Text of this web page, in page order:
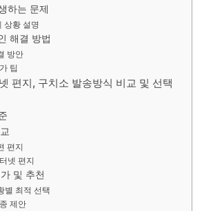
하는 문제
상황 설명
해결 방법
방안
팁
편지, 구치소 발송방식 비교 및 선택
편지
넷 편지
및 추천
별 최적 선택
제안